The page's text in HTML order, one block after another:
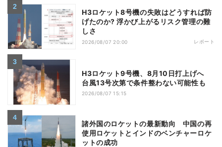
H3ロケット8号機の失敗はどうすれば防
げたのか? 浮かび上がるリスク管理の難
しさ
2026/08/07 20:00 レポート
H3ロケット9号機、8月10日打上げへ
台風13号次第で条件整わない可能性も
2026/08/07 15:15
諸外国のロケットの最新動向 中国の再
使用ロケットとインドのベンチャーロケ
ットの成功